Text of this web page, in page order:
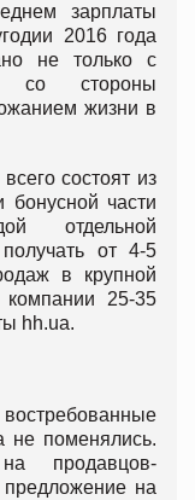
зарплаты
2016 года
не только с
со стороны
жизни в
состоят из
части
отдельной
от 4-5
в крупной
компании 25-35
hh.ua.
не поменялись.
продавцов-
предложение на